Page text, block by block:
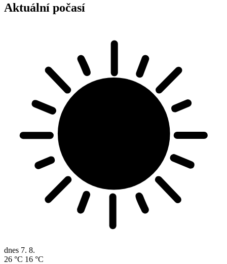
Aktuální počasí
dnes 7. 8.
26 °C 16 °C